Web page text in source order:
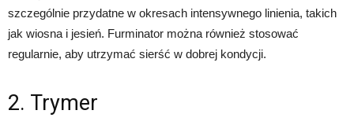
szczególnie przydatne w okresach intensywnego linienia, takich
jak wiosna i jesień. Furminator można również stosować
regularnie, aby utrzymać sierść w dobrej kondycji.
2. Trymer